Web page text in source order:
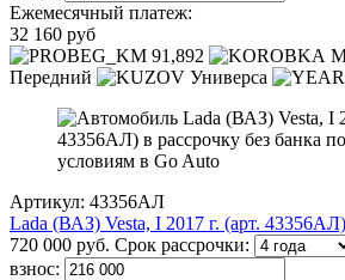
Ежемесячный платеж:
32 160 руб
91,892
Передний
Универса
Артикул: 43356АЛ
Lada (ВАЗ) Vesta, I 2017 г. (арт. 43356АЛ)
720 000 руб. Срок рассрочки:
взнос: